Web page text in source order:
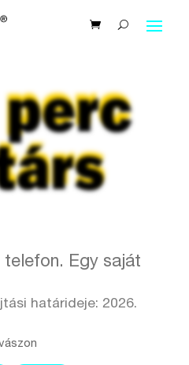
telefon. Egy saját
határideje: 2026.